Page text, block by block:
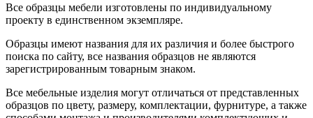
Все образцы мебели изготовлены по индивидуальному
проекту в единственном экземпляре.
Образцы имеют названия для их различия и более быстрого
поиска по сайту, все названия образцов не являются
зарегистрированным товарным знаком.
Все мебельные изделия могут отличаться от представленных
образцов по цвету, размеру, комплектации, фурнитуре, а также